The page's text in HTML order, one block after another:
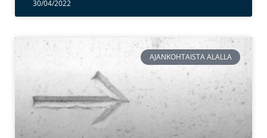
30/04/2022
AJANKOHTAISTA ALALLA